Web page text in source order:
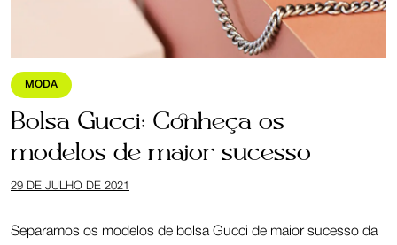
MODA
Bolsa Gucci: Conheça os
modelos de maior sucesso
29 DE JULHO DE 2021
Separamos os modelos de bolsa Gucci de maior sucesso da